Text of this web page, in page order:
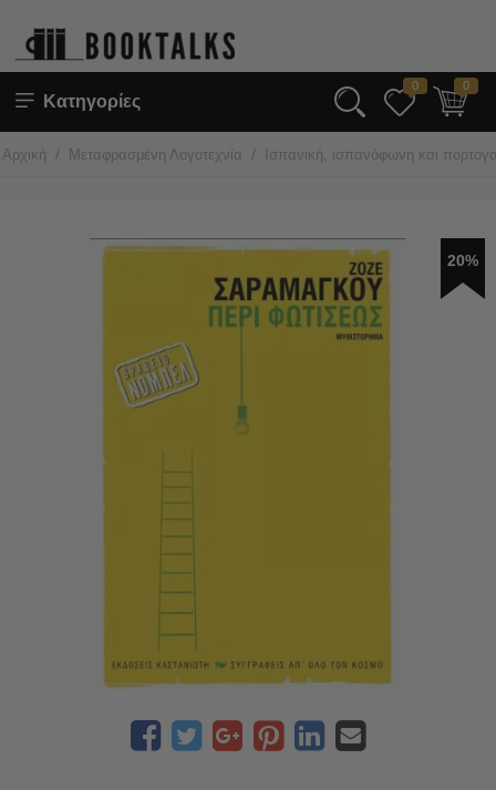
Κατηγορίες
0 0
Αρχική / Μεταφρασμένη Λογοτεχνία / Ισπανική, ισπανόφωνη και
20%